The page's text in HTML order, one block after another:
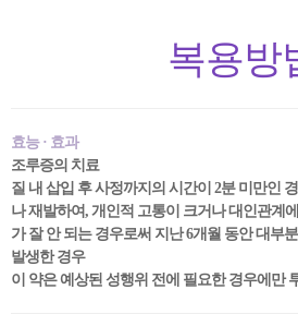
복용방
효능 · 효과
조루증의 치료
질 내 삽입 후 사정까지의 시간이 2분 미만인
나 재발하여, 개인적 고통이 크거나 대인관계
가 잘 안 되는 경우로써 지난 6개월 동안 대부
발생한 경우
이 약은 예상된 성행위 전에 필요한 경우에만